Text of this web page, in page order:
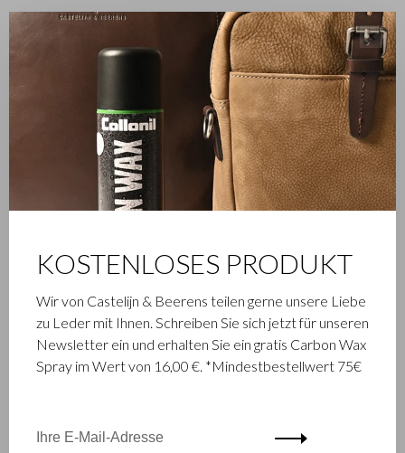
✕
KOSTENLOSES PRODUKT
Wir von Castelijn & Beerens teilen gerne unsere Liebe
zu Leder mit Ihnen. Schreiben Sie sich jetzt für unseren
Newsletter ein und erhalten Sie ein gratis Carbon Wax
Spray im Wert von 16,00 €. *Mindestbestellwert 75€